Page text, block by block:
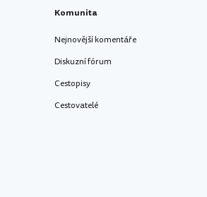
Komunita
Nejnovější komentáře
Diskuzní fórum
Cestopisy
Cestovatelé